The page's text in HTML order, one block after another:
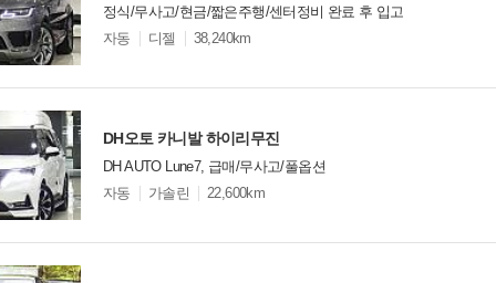
정식/무사고/현금/짧은주행/센터정비 완료 후 입고
모
션
자동 디젤 38,240km
DH오토 카니발 하이리무진
DH AUTO Lune7, 급매/무사고/풀옵션
모
션
자동 가솔린 22,600km